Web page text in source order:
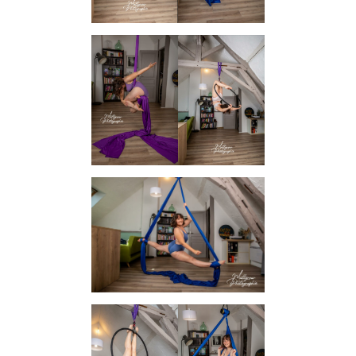
INFORMATIONS SUR LE PROJET « PLURI-
ELLES » ESTIME DE SOI
INFORMATIONS SUR LES PHOTOS DE
GROSSESSE
INFORMATIONS SUR LES PHOTOS
D’ALLAITEMENT
INFORMATIONS SUR LES PHOTOS
D’ACCOUCHEMENT
INFORMATIONS SUR LES PHOTOS NOUVEAU
NE / ENFANT
INFORMATIONS SUR LES PHOTOS DE FAMILLE
CARTE CADEAU
QUI SUIS-JE ?
CONDITIONS GÉNÉRALES DE VENTE